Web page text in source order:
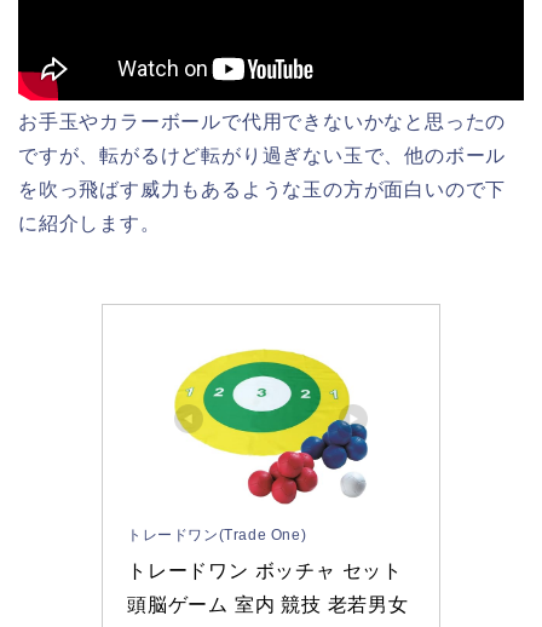
お手玉やカラーボールで代用できないかなと思ったの
ですが、転がるけど転がり過ぎない玉で、他のボール
を吹っ飛ばす威力もあるような玉の方が面白いので下
に紹介します。
トレードワン(Trade One)
トレードワン ボッチャ セット
頭脳ゲーム 室内 競技 老若男女